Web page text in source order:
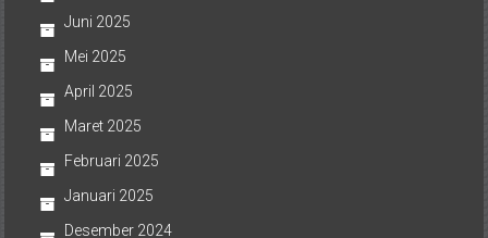
Juni 2025
Mei 2025
April 2025
Maret 2025
Februari 2025
Januari 2025
Desember 2024